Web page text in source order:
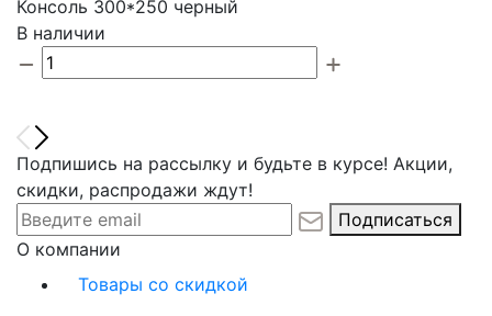
Консоль 300*250 черный
В наличии
Подпишись на рассылку и будьте в курсе! Акции,
скидки, распродажи ждут!
Подписаться
О компании
Товары со скидкой